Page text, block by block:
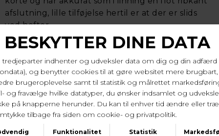
afslutning, lille tilføjelse hertil er at der er slids
ved hofter.
Ryglængde på 58 cm og brystvidde på 2*55 cm i
str. small/38.
100% bomuld. Vask 30 gr.
Varenr. L5220.2017 1500